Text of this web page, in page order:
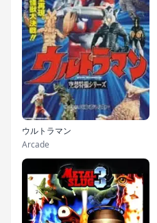
ウルトラマン
Arcade